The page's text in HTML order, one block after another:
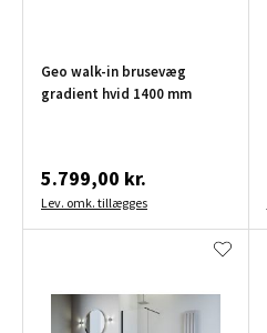
Geo walk-in brusevæg
gradient hvid 1400 mm
5.799,00 kr.
Lev. omk. tillægges